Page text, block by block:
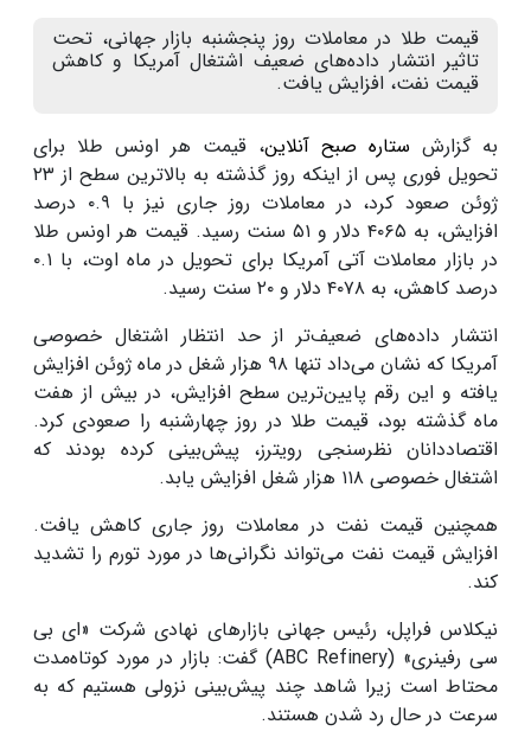
قیمت طلا در معاملات روز پنجشنبه بازار جهانی، تحت
تاثیر انتشار داده‌های ضعیف‌ اشتغال آمریکا و کاهش
قیمت نفت، افزایش یافت.
به گزارش ستاره صبح آنلاین، قیمت هر اونس طلا برای
تحویل فوری پس از اینکه روز گذشته به بالاترین سطح از ۲۳
ژوئن صعود کرد، در معاملات روز جاری نیز با ۰.۹ درصد
افزایش، به ۴۰۶۵ دلار و ۵۱ سنت رسید. قیمت هر اونس طلا
در بازار معاملات آتی آمریکا برای تحویل در ماه اوت، با ۰.۱
درصد کاهش، به ۴۰۷۸ دلار و ۲۰ سنت رسید.
انتشار داده‌های ضعیف‌تر از حد انتظار اشتغال خصوصی
آمریکا که نشان می‌داد تنها ۹۸ هزار شغل در ماه ژوئن افزایش
یافته و این رقم پایین‌ترین سطح افزایش، در بیش از هفت
ماه گذشته بود، قیمت طلا در روز چهارشنبه را صعودی کرد.
اقتصاددانان نظرسنجی رویترز، پیش‌بینی کرده بودند که
اشتغال خصوصی ۱۱۸ هزار شغل افزایش یابد.
همچنین قیمت نفت در معاملات روز جاری کاهش یافت.
افزایش قیمت نفت می‌تواند نگرانی‌ها در مورد تورم را تشدید
کند.
نیکلاس فراپل، رئیس جهانی بازارهای نهادی شرکت «ای بی
سی رفینری» (ABC Refinery) گفت: بازار در مورد کوتاه‌مدت
محتاط است زیرا شاهد چند پیش‌بینی نزولی هستیم که به
سرعت در حال رد شدن هستند.